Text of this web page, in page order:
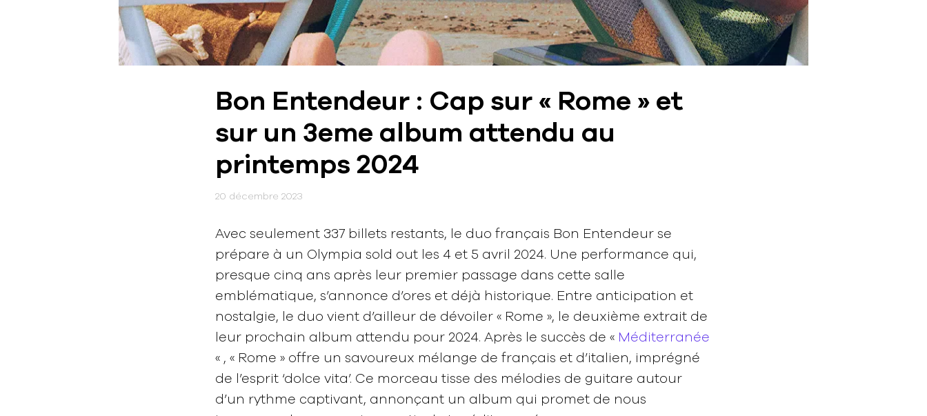
Bon Entendeur : Cap sur « Rome » et
sur un 3eme album attendu au
printemps 2024
20 décembre 2023
Avec seulement 337 billets restants, le duo français Bon Entendeur se
prépare à un Olympia sold out les 4 et 5 avril 2024. Une performance qui,
presque cinq ans après leur premier passage dans cette salle
emblématique, s’annonce d’ores et déjà historique. Entre anticipation et
nostalgie, le duo vient d’ailleur de dévoiler « Rome », le deuxième extrait de
leur prochain album attendu pour 2024. Après le succès de « Méditerranée
« , « Rome » offre un savoureux mélange de français et d’italien, imprégné
de l’esprit ‘dolce vita’. Ce morceau tisse des mélodies de guitare autour
d’un rythme captivant, annonçant un album qui promet de nous